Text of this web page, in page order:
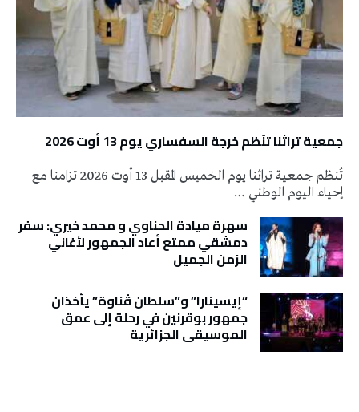
جمعية تراثنا تنَظم خرجة السفساري يوم 13 أوت 2026
تُنظم جمعية تراثنا يوم الخميس المقبل 13 أوت 2026 تزامنا مع
إحياء اليوم الوطني …
سهرة ميادة الحناوي و محمد خيري: سفر
دمشقي ممتع أعاد الجمهور لأغاني
الزمن الجميل
“إيسينارا” و”سلطان ڤناوة” يأخذان
جمهور بوقرنين في رحلة إلى عمق
الموسيقى الجزائرية